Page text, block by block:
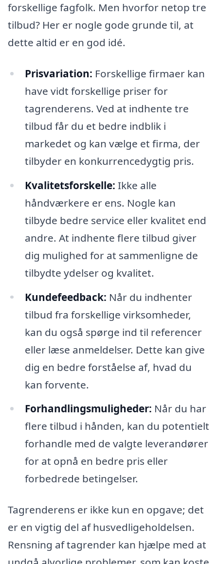
forskellige fagfolk. Men hvorfor netop tre
tilbud? Her er nogle gode grunde til, at
dette altid er en god idé.
Prisvariation: Forskellige firmaer kan
have vidt forskellige priser for
tagrenderens. Ved at indhente tre
tilbud får du et bedre indblik i
markedet og kan vælge et firma, der
tilbyder en konkurrencedygtig pris.
Kvalitetsforskelle: Ikke alle
håndværkere er ens. Nogle kan
tilbyde bedre service eller kvalitet end
andre. At indhente flere tilbud giver
dig mulighed for at sammenligne de
tilbydte ydelser og kvalitet.
Kundefeedback: Når du indhenter
tilbud fra forskellige virksomheder,
kan du også spørge ind til referencer
eller læse anmeldelser. Dette kan give
dig en bedre forståelse af, hvad du
kan forvente.
Forhandlingsmuligheder: Når du har
flere tilbud i hånden, kan du potentielt
forhandle med de valgte leverandører
for at opnå en bedre pris eller
forbedrede betingelser.
Tagrenderens er ikke kun en opgave; det
er en vigtig del af husvedligeholdelsen.
Rensning af tagrender kan hjælpe med at